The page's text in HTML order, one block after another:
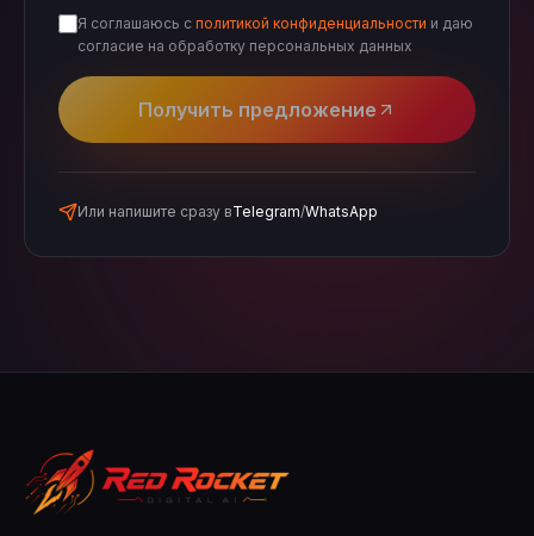
Я соглашаюсь с политикой конфиденциальности и даю
согласие на обработку персональных данных
Получить предложение
Или напишите сразу вTelegram/WhatsApp